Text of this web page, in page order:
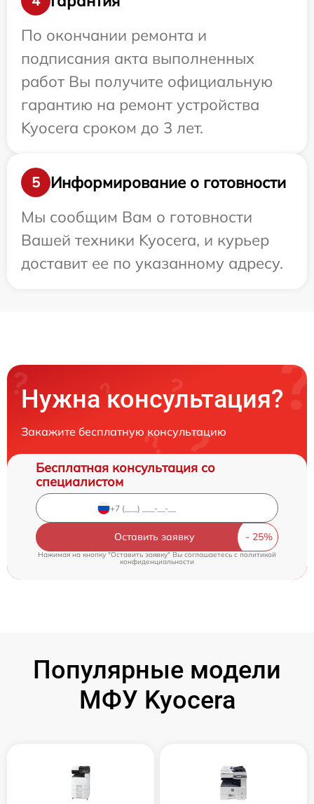
По окончании ремонта и
подписания акта выполненных
работ Вы получите официальную
гарантию на ремонт устройства
Kyocera сроком до 3 лет.
5
Информирование о готовности
Мы сообщим Вам о готовности
Вашей техники Kyocera, и курьер
доставит ее по указанному адресу.
Нужна консультация?
Закажите бесплатную консультацию
Бесплатная консультация со
специалистом
Оставить заявку
Нажимая на кнопку "Оставить заявку" Вы соглашаетесь c политикой
конфиденциальности
Популярные модели
МФУ Kyocera